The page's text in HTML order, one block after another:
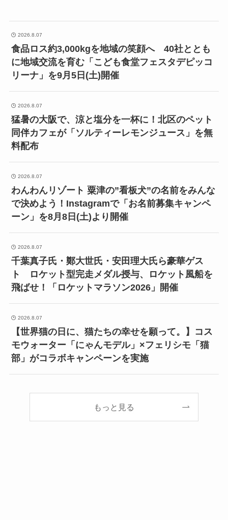
2026.8.07
食品ロス約3,000kgを地域の笑顔へ 40社ととも
に地域交流を育む「こども食堂フェスタデピッコ
リーナ」を9月5日(土)開催
2026.8.07
猛暑の大阪で、涼と塩分を一杯に！北区のペット
同伴カフェが「ソルティーレモンジュース」を無
料配布
2026.8.07
わんわんリゾート 粟津の”看板犬”の名前をみんな
で決めよう！Instagramで「お名前募集キャンペ
ーン」を8月8日(土)より開催
2026.8.07
千葉真子氏・鄭大世氏・安田理大氏ら豪華ゲス
ト ロケット型完走メダル授与、ロケット風船を
飛ばせ！「ロケットマラソン2026」開催
2026.8.07
【世界猫の日に、猫たちの幸せを願って。】コス
モウォーター「にゃんモデル」×フェリシモ「猫
部」がコラボキャンペーンを実施
もっと見る